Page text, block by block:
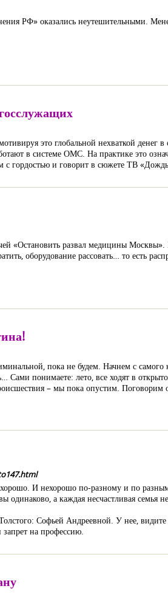
РФ» оказались неутешительными.
это глобальной нехваткой
в системе ОМС. На практике это
с гордостью и говорит в сюжете ТВ
«Остановить развал медицины
оборудование рассовать… то есть
пока не будем. Начнем с
Сами понимаете: лето, все ходят в
– мы пока опустим. Поговорим
И нехорошо по-разному и по
одинаково, а каждая несчастливая семья
Софьей Андреевной. У нее,
запрет на профессию.